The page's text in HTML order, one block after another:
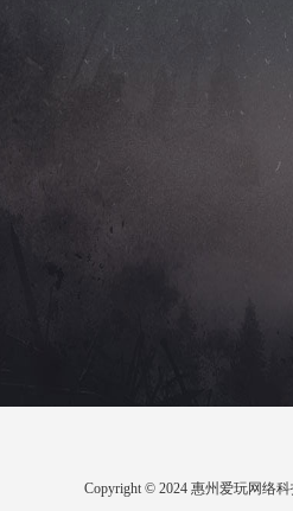
Copyright © 2024 惠州爱玩网络